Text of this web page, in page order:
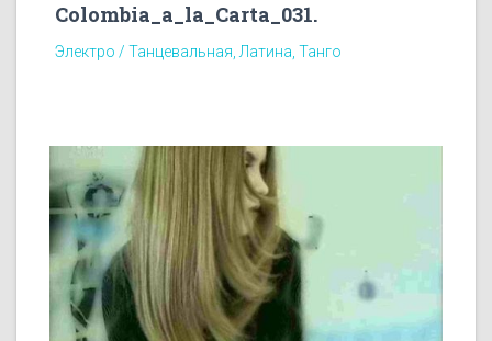
Colombia_a_la_Carta_031.
Электро / Танцевальная, Латина, Танго